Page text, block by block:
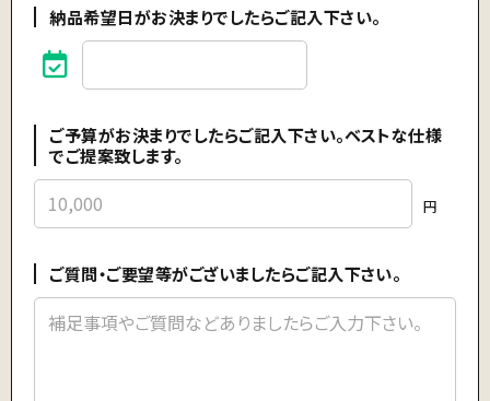
納品希望日がお決まりでしたらご記入下さい。
ご予算がお決まりでしたらご記入下さい。ベストな仕様
でご提案致します。
円
ご質問・ご要望等がございましたらご記入下さい。